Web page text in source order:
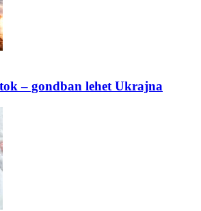
– gondban lehet Ukrajna